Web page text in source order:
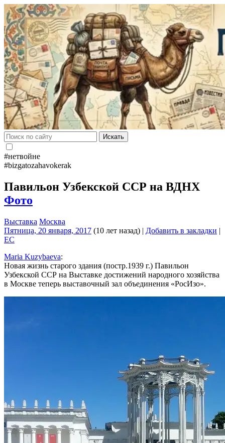
Искать
#нетвойне
#bizgatozahavokerak
Павильон Узбекской ССР на ВДНХ
Фото
Выставка Москва
Пятница, 20 января, 2017 (10 лет назад) | Добавить в закладки |
EC
Maria Kuzybaeva‎:
Новая жизнь старого здания (постр.1939 г.) Павильон
Узбекской ССР на Выставке достижений народного хозяйства
в Москве теперь выставочный зал объединения «РосИзо».